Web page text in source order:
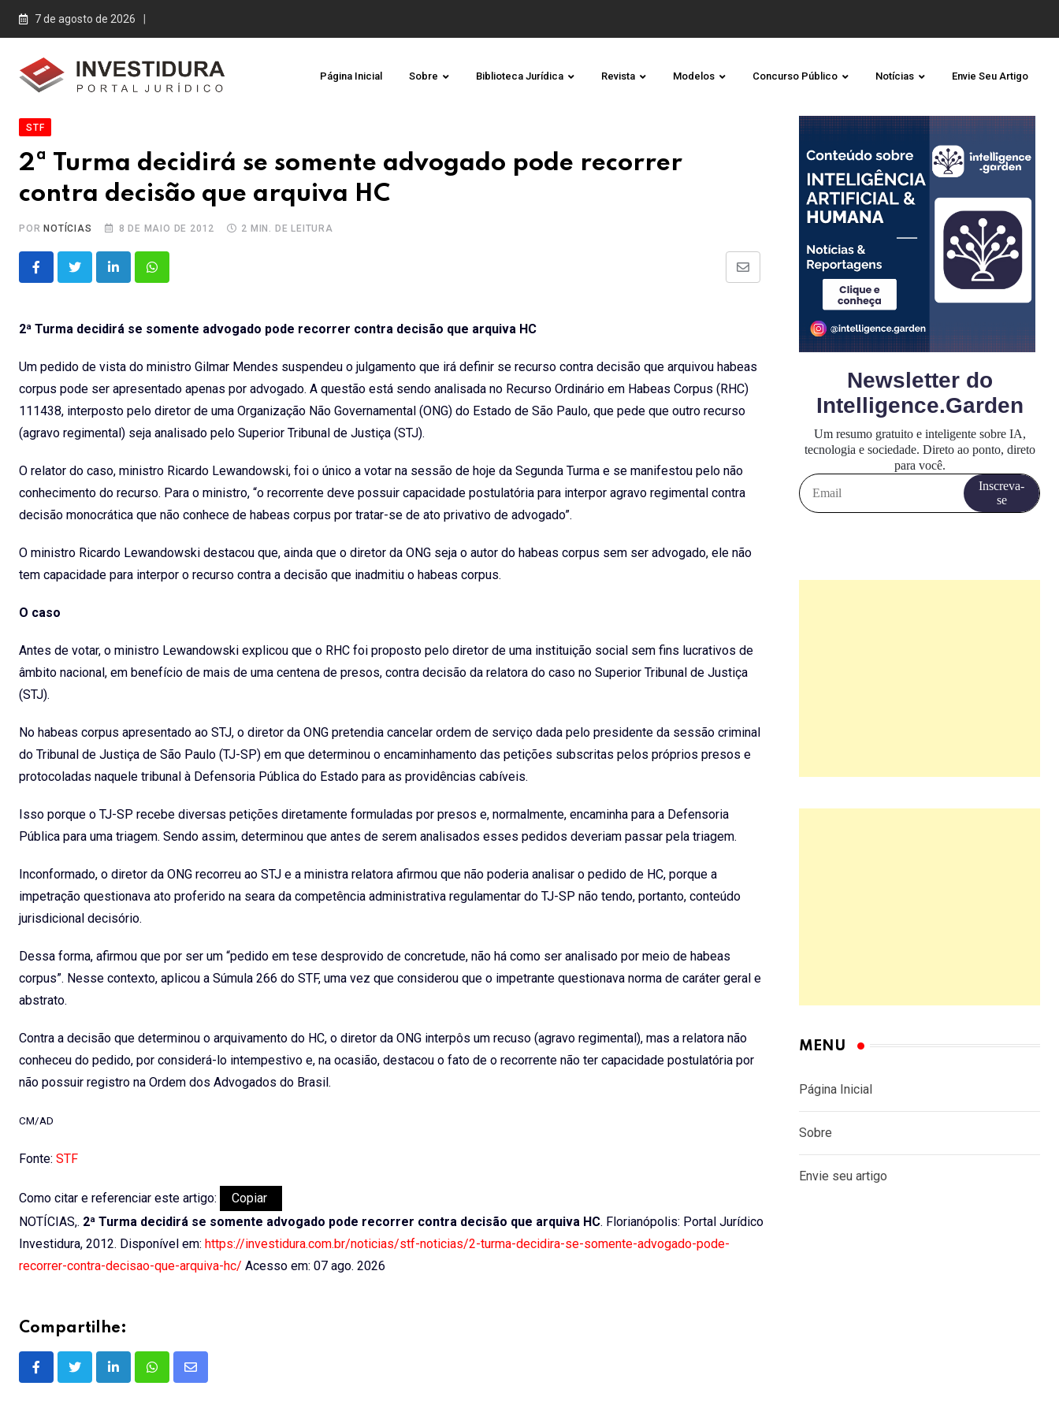
Skip
7 de agosto de 2026
Página Inicial Sobre Biblioteca Jurídica Revista Modelos Concurso Público Notícias Envie Seu Artigo
STF
2ª Turma decidirá se somente advogado pode recorrer
contra decisão que arquiva HC
PORNOTÍCIAS 8 DE MAIO DE 2012 2 MIN. DE LEITURA
LinkedInWhatsapp
Share
2ª Turma decidirá se somente advogado pode recorrer contra decisão que arquiva HC
Um pedido de vista do ministro Gilmar Mendes suspendeu o julgamento que irá definir se recurso contra decisão que arquivou habeas
corpus pode ser apresentado apenas por advogado. A questão está sendo analisada no Recurso Ordinário em Habeas Corpus (RHC)
111438, interposto pelo diretor de uma Organização Não Governamental (ONG) do Estado de São Paulo, que pede que outro recurso
(agravo regimental) seja analisado pelo Superior Tribunal de Justiça (STJ).
O relator do caso, ministro Ricardo Lewandowski, foi o único a votar na sessão de hoje da Segunda Turma e se manifestou pelo não
conhecimento do recurso. Para o ministro, “o recorrente deve possuir capacidade postulatória para interpor agravo regimental contra
decisão monocrática que não conhece de habeas corpus por tratar-se de ato privativo de advogado”.
O ministro Ricardo Lewandowski destacou que, ainda que o diretor da ONG seja o autor do habeas corpus sem ser advogado, ele não
tem capacidade para interpor o recurso contra a decisão que inadmitiu o habeas corpus.
O caso
Antes de votar, o ministro Lewandowski explicou que o RHC foi proposto pelo diretor de uma instituição social sem fins lucrativos de
âmbito nacional, em benefício de mais de uma centena de presos, contra decisão da relatora do caso no Superior Tribunal de Justiça
(STJ).
No habeas corpus apresentado ao STJ, o diretor da ONG pretendia cancelar ordem de serviço dada pelo presidente da sessão criminal
do Tribunal de Justiça de São Paulo (TJ-SP) em que determinou o encaminhamento das petições subscritas pelos próprios presos e
protocoladas naquele tribunal à Defensoria Pública do Estado para as providências cabíveis.
Isso porque o TJ-SP recebe diversas petições diretamente formuladas por presos e, normalmente, encaminha para a Defensoria
Pública para uma triagem. Sendo assim, determinou que antes de serem analisados esses pedidos deveriam passar pela triagem.
Inconformado, o diretor da ONG recorreu ao STJ e a ministra relatora afirmou que não poderia analisar o pedido de HC, porque a
impetração questionava ato proferido na seara da competência administrativa regulamentar do TJ-SP não tendo, portanto, conteúdo
jurisdicional decisório.
Dessa forma, afirmou que por ser um “pedido em tese desprovido de concretude, não há como ser analisado por meio de habeas
corpus”. Nesse contexto, aplicou a Súmula 266 do STF, uma vez que considerou que o impetrante questionava norma de caráter geral e
abstrato.
Contra a decisão que determinou o arquivamento do HC, o diretor da ONG interpôs um recuso (agravo regimental), mas a relatora não
conheceu do pedido, por considerá-lo intempestivo e, na ocasião, destacou o fato de o recorrente não ter capacidade postulatória por
não possuir registro na Ordem dos Advogados do Brasil.
CM/AD
Fonte: STF
Como citar e referenciar este artigo:
Copiar
NOTÍCIAS,. 2ª Turma decidirá se somente advogado pode recorrer contra decisão que arquiva HC. Florianópolis: Portal Jurídico
Investidura, 2012. Disponível em: https://investidura.com.br/noticias/stf-noticias/2-turma-decidira-se-somente-advogado-pode-
recorrer-contra-decisao-que-arquiva-hc/ Acesso em: 07 ago. 2026
Compartilhe:
LinkedInWhatsappShare
MENU
Página Inicial
Sobre
Envie seu artigo